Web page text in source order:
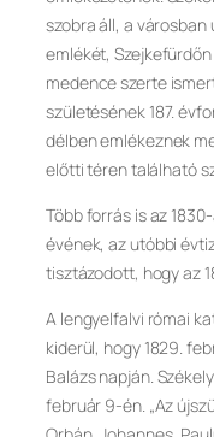
szobra áll, a
emlékét,
medence szerte
születésének 187.
délben emlékeznek
előtti téren található
Több forrás is az
évének, az utóbbi
tisztázodott, hogy az
A lengyelfalvi római
kiderül, hogy 1829.
Balázs napján.
február 9-én. „Az